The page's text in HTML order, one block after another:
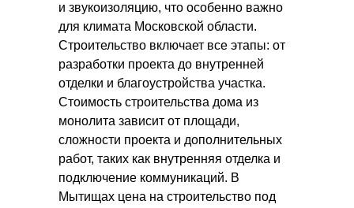
и звукоизоляцию, что особенно важно
для климата Московской области.
Строительство включает все этапы: от
разработки проекта до внутренней
отделки и благоустройства участка.
Стоимость строительства дома из
монолита зависит от площади,
сложности проекта и дополнительных
работ, таких как внутренняя отделка и
подключение коммуникаций. В
Мытищах цена на строительство под